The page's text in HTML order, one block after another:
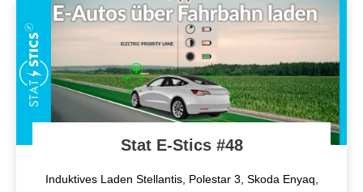
Stat E-Stics #48
Induktives Laden Stellantis, Polestar 3, Skoda Enyaq,